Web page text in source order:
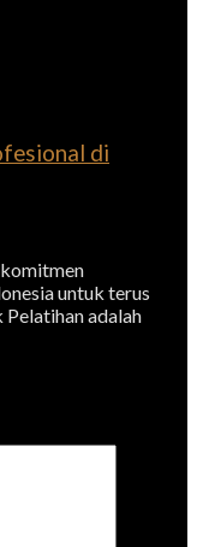
di
untuk terus
adalah